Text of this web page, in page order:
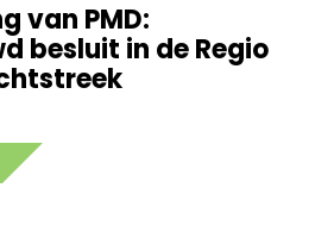
van PMD:
besluit in de Regio